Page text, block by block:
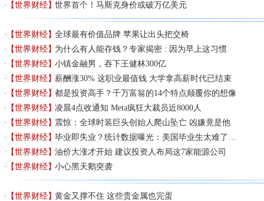
【世界财经】世界首个！马斯克身价或破万亿美元
【世界财经】全球最有价值品牌 苹果让出头把交椅
【世界财经】为什么有人能存钱？专家揭密 : 因为早上这习惯
【世界财经】小镇金融男，吞下王健林300亿
【世界财经】薪酬涨30% 这职业最值钱 大学拿高薪时代已结束
【世界财经】都是投资高手？千万富翁的14个特点颠覆你的想像
【世界财经】凌晨4点收通知 Meta疯狂大裁员近8000人
【世界财经】震惊：全球时装巨头创始人爬山坠亡 凶嫌竟是他
【世界财经】毕业即失业？统计数据曝光：美国毕业生太难了…
【世界财经】油价大涨才开始 建议投资人布局这7家能源公司
【世界财经】小心黑天鹅突袭
【世界财经】黄金又撑不住 这些贵金属也完蛋